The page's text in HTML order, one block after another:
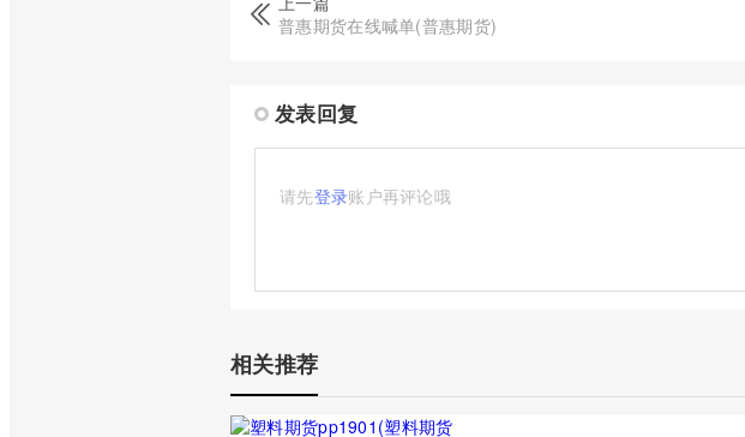
普惠期货在线喊单(普惠期货)
发表回复
请先登录账户再评论哦
相关推荐